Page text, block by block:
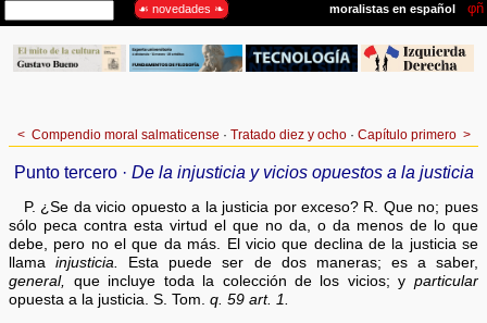
< Compendio moral salmaticense · Tratado diez y ocho· Capítulo primero>
Punto tercero · De la injusticia y vicios opuestos a la justicia
P. ¿Se da vicio opuesto a la justicia por exceso? R. Que no; pues
sólo peca contra esta virtud el que no da, o da menos de lo que
debe, pero no el que da más. El vicio que declina de la justicia se
llamainjusticia.
Esta puede ser de dos maneras; es a saber,
general, que incluye toda la colección de los vicios; y particular
opuesta a la justicia. S. Tom.q. 59 art. 1.